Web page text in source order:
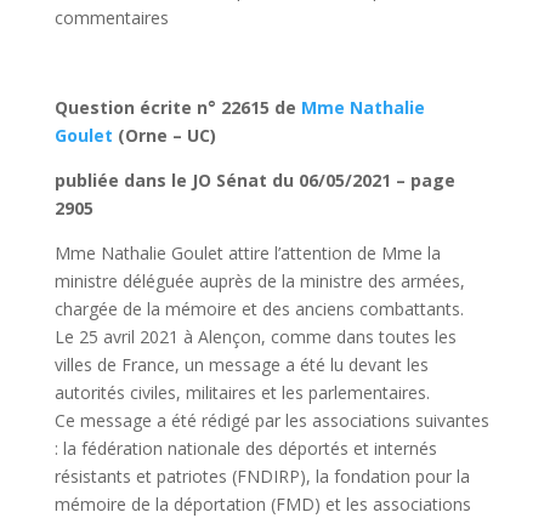
commentaires
Question écrite n° 22615 de Mme Nathalie
Goulet (Orne – UC)
publiée dans le JO Sénat du 06/05/2021 – page
2905
Mme Nathalie Goulet attire l’attention de Mme la
ministre déléguée auprès de la ministre des armées,
chargée de la mémoire et des anciens combattants.
Le 25 avril 2021 à Alençon, comme dans toutes les
villes de France, un message a été lu devant les
autorités civiles, militaires et les parlementaires.
Ce message a été rédigé par les associations suivantes
: la fédération nationale des déportés et internés
résistants et patriotes (FNDIRP), la fondation pour la
mémoire de la déportation (FMD) et les associations